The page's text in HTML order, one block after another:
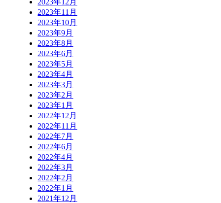
2023年11月
2023年10月
2023年9月
2023年8月
2023年6月
2023年5月
2023年4月
2023年3月
2023年2月
2023年1月
2022年12月
2022年11月
2022年7月
2022年6月
2022年4月
2022年3月
2022年2月
2022年1月
2021年12月